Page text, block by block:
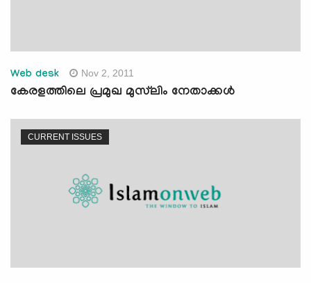
Web desk Nov 2, 2011
കേരളത്തിലെ പ്രമുഖ മുസ്‌ലിം നേതാക്കള്‍
CURRENT ISSUES